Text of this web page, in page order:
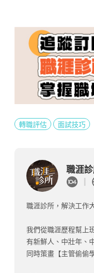
轉職評估 面試技巧
職涯
職涯診所，解決工作
我們從職涯歷程幫上
有新鮮人、中壯年、
同時策畫【主管偷偷